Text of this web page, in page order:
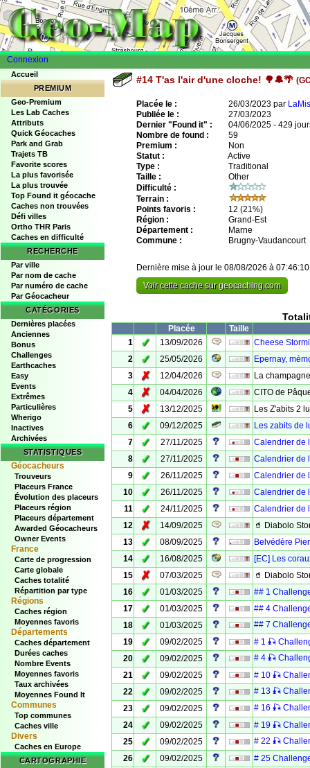
Connexion
Accueil
PREMIUM
Geo-Premium
Les Lab Caches
Attributs
Quick Géocaches
Park and Grab
Trajets TB
Favorite scores
La plus favorisée
La plus trouvée
Top Found it géocache
Caches non trouvées
Défi villes
Ortho THR Paris
Caches en difficulté
RECHERCHE
Par ville
Par nom de cache
Par numéro de cache
Par Géocacheur
CATÉGORIES
Dernières placées
Anciennes
Bonus
Challenges
Earthcaches
Easy
Events
Extrêmes
Particulières
Wherigo
Inactives
Archivées
STATISTIQUES
Géocacheurs
Trouveurs
Placeurs France
Évolution des placeurs
Placeurs région
Placeurs département
Awarded Géocacheurs
Owner Events
France
Carte de progression
Carte globale
Caches totalité
Répartition par type
Régions
Caches région
Moyennes favoris
Départements
Caches département
Durées caches
Nombre Events
Moyennes favoris
Taux archivées
Moyennes Found It
Communes
Top communes
Caches ville
Divers
Caches en Europe
CARTOGRAPHIE
#14 T'as l'air d'une cloche! 🌳🔔🌴
Placée le : 26/03/2023 par
Publiée le :
27/03/2023
Dernier "Found it" :
04/06/2025 - 429
Nombre de found :
59
Premium :
Non
Statut :
Active
Type :
Traditional
Taille :
Other
Difficulté :
Terrain :
Points favoris :
12 (21%)
Région :
Grand-Est
Département :
Marne
Commune :
Brugny-Vaudancourt
Dernière mise à jour le 08/08/2026 à 07:46:10
Voir cette cache sur geocaching.com
Placée
Taille
1
✓ 13/09/2026
Cheese
2
✓ 25/05/2026
Epernay,
3
✗ 12/04/2026
La
4
✗ 04/04/2026
CITO de
5
✗ 13/12/2025
Les Z'abits 2
6
✓ 09/12/2025
Les zabits de
7
✓ 27/11/2025
Calendrier de
8
✓ 27/11/2025
Calendrier de
9
✓ 26/11/2025
Calendrier de
10
✓ 26/11/2025
Calendrier de
11
✓ 24/11/2025
Calendrier de
12
✗ 14/09/2025
🥤 Diabolo
13
✓ 08/09/2025
Belvédère
14
✓ 16/08/2025
[EC] Les
15
✗ 07/03/2025
🥤 Diabolo
16
✓ 01/03/2025
## 1
17
✓ 01/03/2025
## 4
18
✓ 01/03/2025
## 7
19
✓ 09/02/2025
# 1 🎣
20
✓ 09/02/2025
# 4 🎣
21
✓ 09/02/2025
# 10 🎣
22
✓ 09/02/2025
# 13 🎣
23
✓ 09/02/2025
# 16 🎣
24
✓ 09/02/2025
# 19 🎣
25
✓ 09/02/2025
# 22 🎣
26
✓ 09/02/2025
# 25